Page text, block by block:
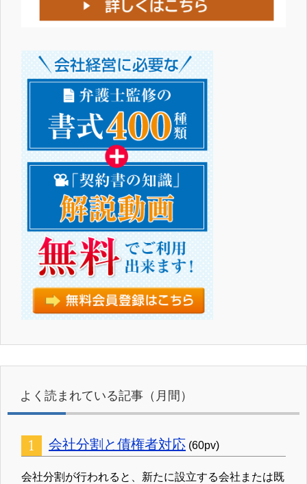
よく読まれている記事（月間）
会社分割と債権者対応 (60pv)
会社分割が行われると、新たに設立する会社または既